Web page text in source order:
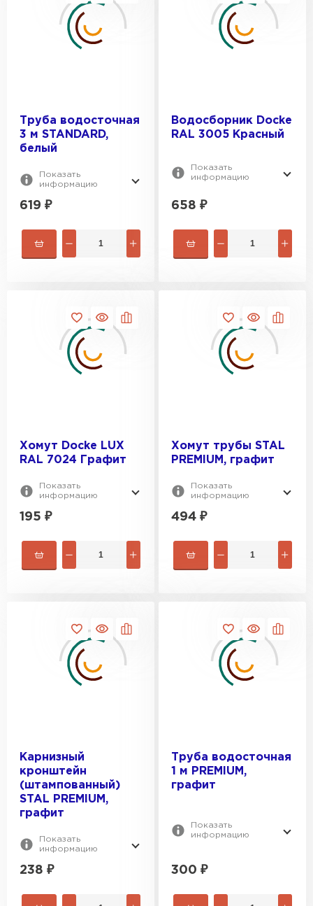
Труба водосточная
3 м STANDARD,
белый
Показать
информацию
619 ₽
Водосборник Docke
RAL 3005 Красный
Показать
информацию
658 ₽
Хомут Docke LUX
RAL 7024 Графит
Показать
информацию
195 ₽
Хомут трубы STAL
PREMIUM, графит
Показать
информацию
494 ₽
Карнизный
кронштейн
(штампованный)
STAL PREMIUM,
графит
Показать
информацию
238 ₽
Труба водосточная
1 м PREMIUM,
графит
Показать
информацию
300 ₽
Профилированный лист
ПЕРЕЙТИ